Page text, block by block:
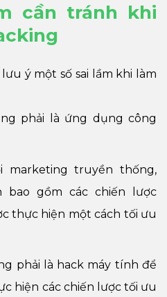
cần tránh khi
ý một số sai lầm khi làm
phải là ứng dụng công
marketing truyền thống,
bao gồm các chiến lược
thực hiện một cách tối ưu
phải là hack máy tính để
hiện các chiến lược tối ưu